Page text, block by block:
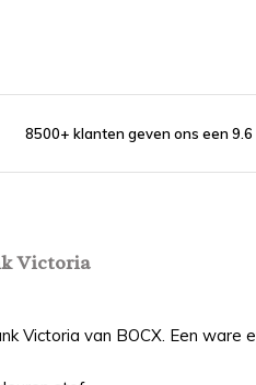
8500+ klanten geven ons een 9.6
Victoria
Victoria van BOCX. Een ware